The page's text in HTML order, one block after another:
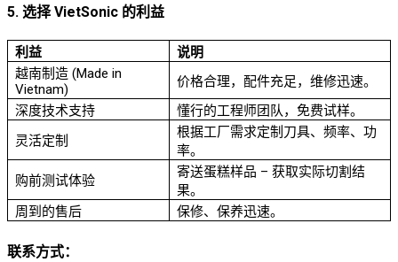
5. 选择 VietSonic 的利益
利益
说明
越南制造 (Made in
Vietnam)
价格合理，配件充足，维修迅速。
深度技术支持
懂行的工程师团队，免费试样。
灵活定制
根据工厂需求定制刀具、频率、功
率。
购前测试体验
寄送蛋糕样品 – 获取实际切割结
果。
周到的售后
保修、保养迅速。
联系方式：